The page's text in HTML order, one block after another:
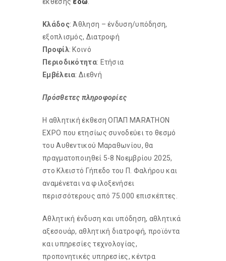
Κλάδος: Άθληση – ένδυση/υπόδηση,
εξοπλισμός, Διατροφή
Προφίλ: Κοινό
Περιοδικότητα: Ετήσια
Εμβέλεια: Διεθνή
Πρόσθετες πληροφορίες
Η αθλητική έκθεση ΟΠΑΠ MARATHON
EXPO που ετησίως συνοδεύει το θεσμό
του Αυθεντικού Μαραθωνίου, θα
πραγματοποιηθεί 5-8 Νοεμβρίου 2025,
στο Κλειστό Γήπεδο του Π. Φαλήρου και
αναμένεται να φιλοξενήσει
περισσότερους από 75.000 επισκέπτες.
Αθλητική ένδυση και υπόδηση, αθλητικά
αξεσουάρ, αθλητική διατροφή, προϊόντα
και υπηρεσίες τεχνολογίας,
προπονητικές υπηρεσίες, κέντρα